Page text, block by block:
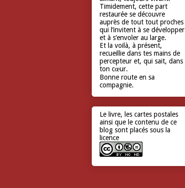
Timidement, cette part
restaurée se découvre
auprès de tout tout proches
qui l’invitent à se développer
et à s’envoler au large.
Et la voilà, à présent,
recueillie dans tes mains de
percepteur et, qui sait, dans
ton cœur.
Bonne route en sa
compagnie.
Le livre, les cartes postales
ainsi que le contenu de ce
blog sont placés sous la
licence